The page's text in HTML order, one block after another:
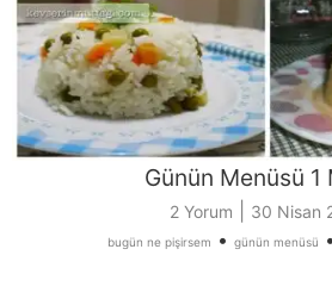
Günün Menüsü 1
2 Yorum 30 Nisan
bugün ne pişirsem • günün menüsü •